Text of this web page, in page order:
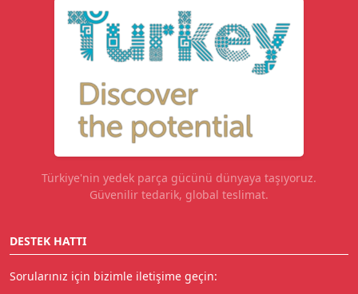
Türkiye'nin yedek parça gücünü dünyaya taşıyoruz.
Güvenilir tedarik, global teslimat.
DESTEK HATTI
Sorularınız için bizimle iletişime geçin: